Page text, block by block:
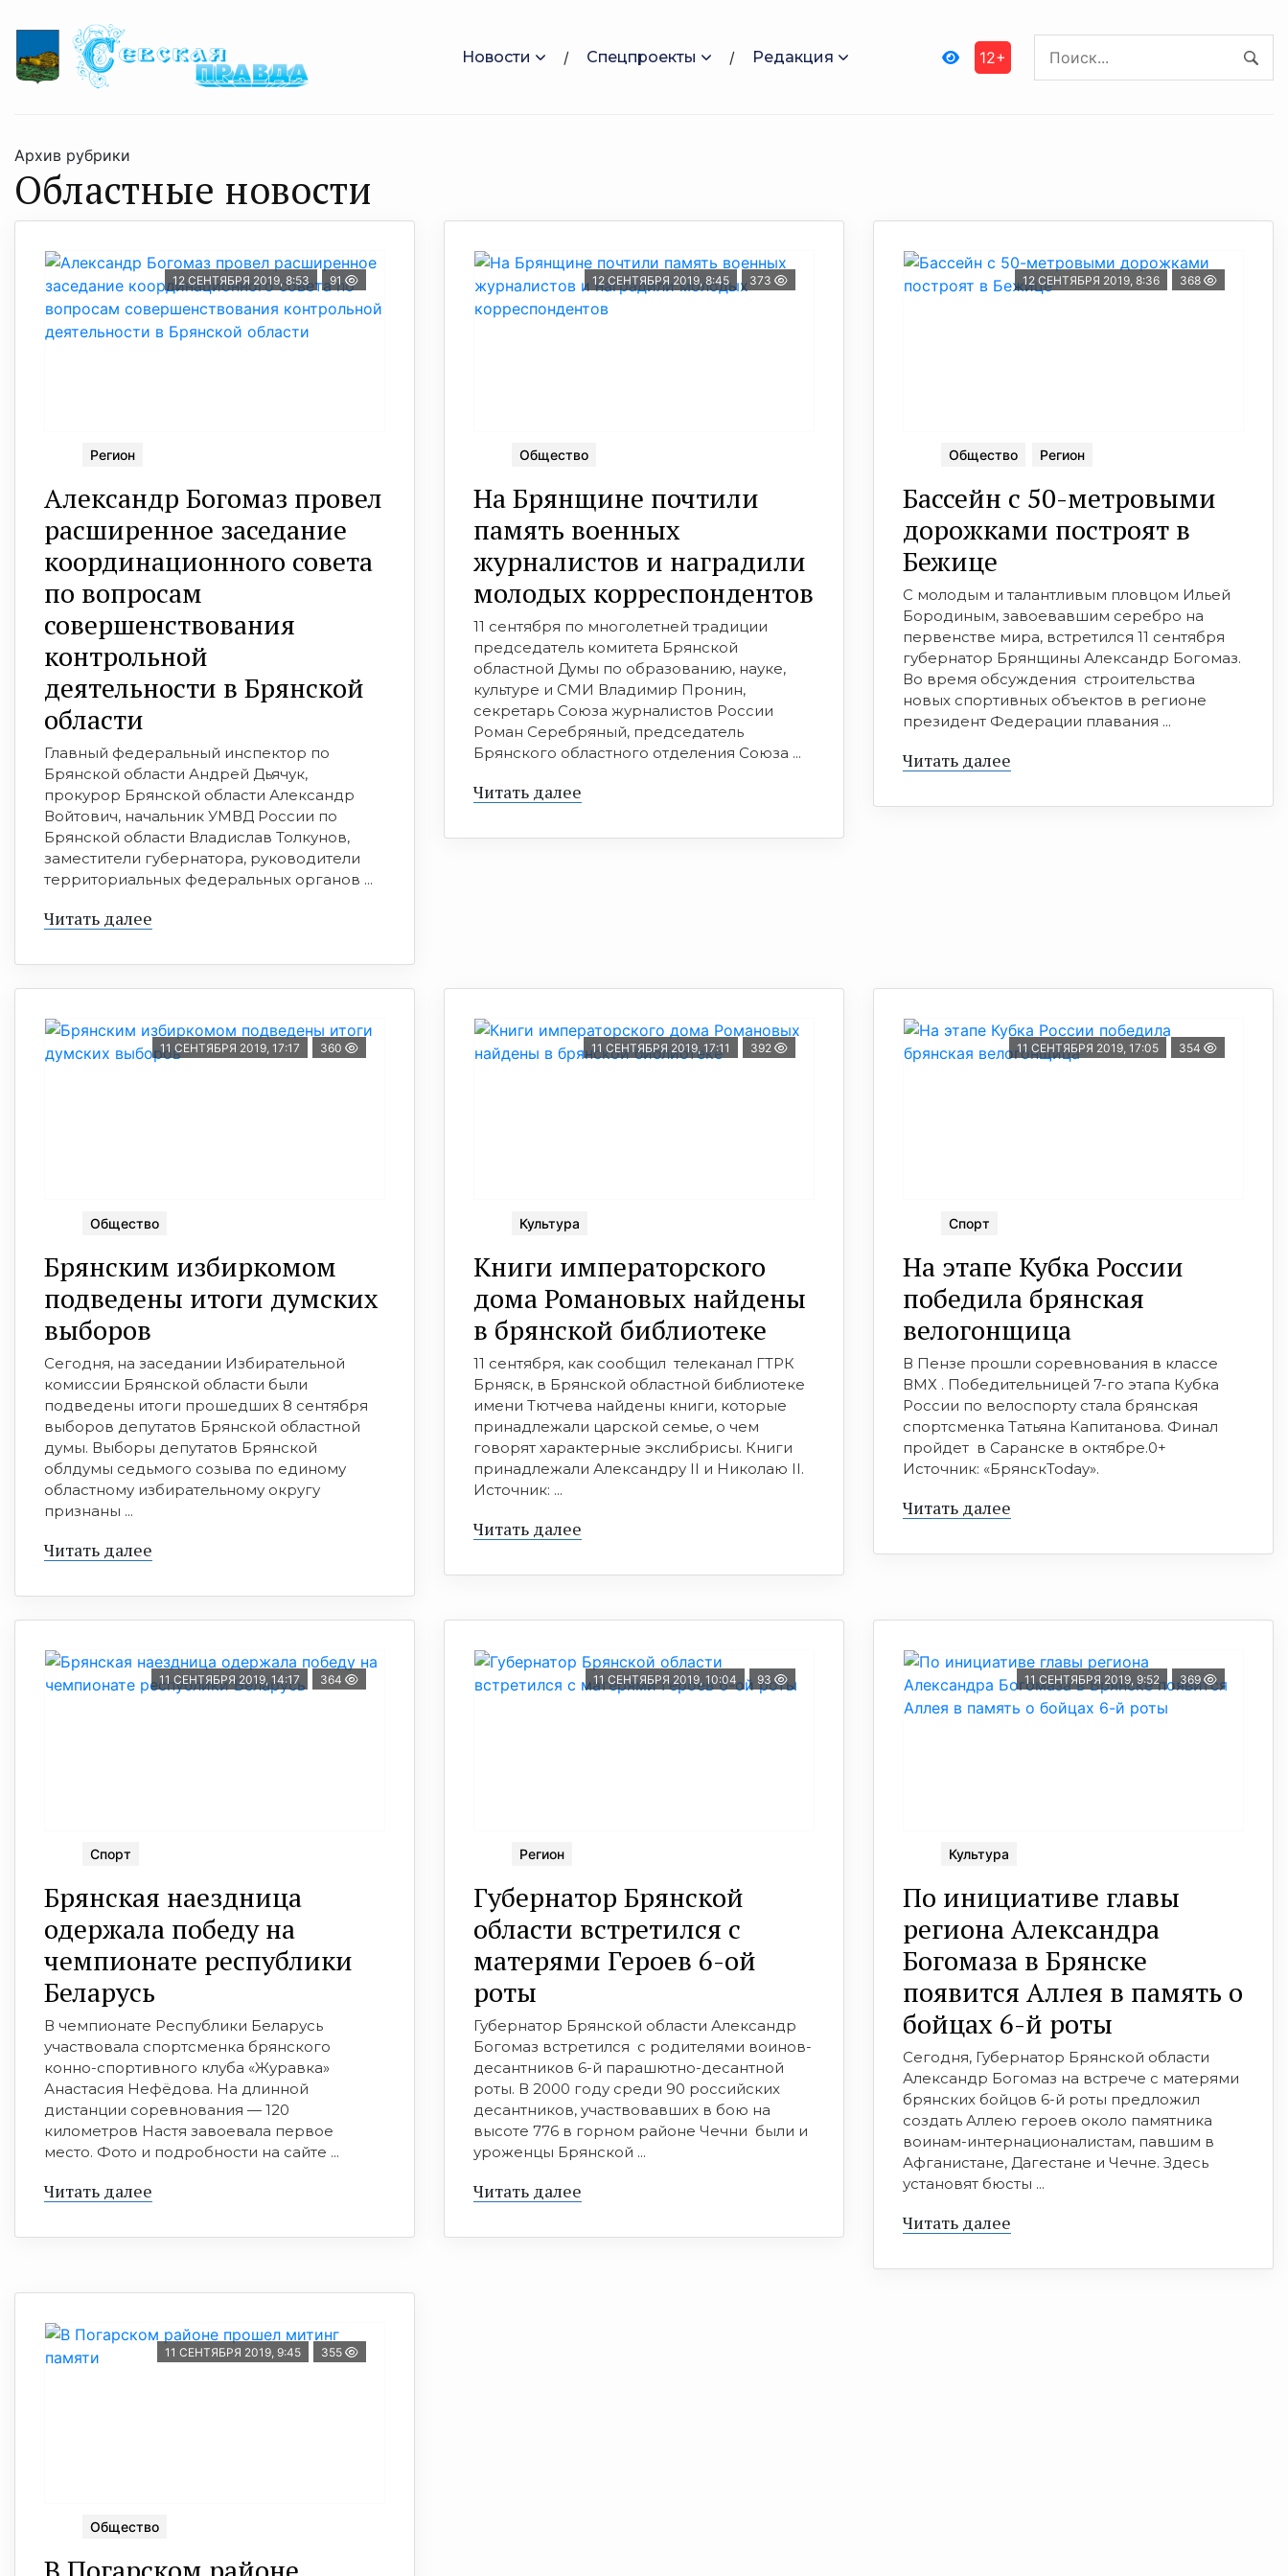
Новости Спецпроекты Редакция 12+
Архив рубрики
Областные новости
12 СЕНТЯБРЯ 2019, 8:53 91
Регион
Александр Богомаз провел
расширенное заседание
координационного совета
по вопросам
совершенствования
контрольной
деятельности в Брянской
области
Главный федеральный инспектор по
Брянской области Андрей Дьячук,
прокурор Брянской области Александр
Войтович, начальник УМВД России по
Брянской области Владислав Толкунов,
заместители губернатора, руководители
территориальных федеральных органов ...
Читать далее
12 СЕНТЯБРЯ 2019, 8:45 373
Общество
На Брянщине почтили
память военных
журналистов и наградили
молодых корреспондентов
11 сентября по многолетней традиции
председатель комитета Брянской
областной Думы по образованию, науке,
культуре и СМИ Владимир Пронин,
секретарь Союза журналистов России
Роман Серебряный, председатель
Брянского областного отделения Союза ...
Читать далее
12 СЕНТЯБРЯ 2019, 8:36 368
Общество Регион
Бассейн с 50-метровыми
дорожками построят в
Бежице
С молодым и талантливым пловцом Ильей
Бородиным, завоевавшим серебро на
первенстве мира, встретился 11 сентября
губернатор Брянщины Александр Богомаз.
Во время обсуждения строительства
новых спортивных объектов в регионе
президент Федерации плавания ...
Читать далее
11 СЕНТЯБРЯ 2019, 17:17 360
Общество
Брянским избиркомом
подведены итоги думских
выборов
Сегодня, на заседании Избирательной
комиссии Брянской области были
подведены итоги прошедших 8 сентября
выборов депутатов Брянской областной
думы. Выборы депутатов Брянской
облдумы седьмого созыва по единому
областному избирательному округу
признаны ...
Читать далее
11 СЕНТЯБРЯ 2019, 17:11 392
Культура
Книги императорского
дома Романовых найдены
в брянской библиотеке
11 сентября, как сообщил телеканал ГТРК
Брняск, в Брянской областной библиотеке
имени Тютчева найдены книги, которые
принадлежали царской семье, о чем
говорят характерные экслибрисы. Книги
принадлежали Александру II и Николаю II.
Источник: ...
Читать далее
11 СЕНТЯБРЯ 2019, 17:05 354
Спорт
На этапе Кубка России
победила брянская
велогонщица
В Пензе прошли соревнования в классе
ВМХ . Победительницей 7-го этапа Кубка
России по велоспорту стала брянская
спортсменка Татьяна Капитанова. Финал
пройдет в Саранске в октябре.0+
Источник: «БрянскToday».
Читать далее
11 СЕНТЯБРЯ 2019, 14:17 364
Спорт
Брянская наездница
одержала победу на
чемпионате республики
Беларусь
В чемпионате Республики Беларусь
участвовала спортсменка брянского
конно-спортивного клуба «Журавка»
Анастасия Нефёдова. На длинной
дистанции соревнования — 120
километров Настя завоевала первое
место. Фото и подробности на сайте ...
Читать далее
11 СЕНТЯБРЯ 2019, 10:04 93
Регион
Губернатор Брянской
области встретился с
матерями Героев 6-ой
роты
Губернатор Брянской области Александр
Богомаз встретился с родителями воинов-
десантников 6-й парашютно-десантной
роты. В 2000 году среди 90 российских
десантников, участвовавших в бою на
высоте 776 в горном районе Чечни были и
уроженцы Брянской ...
Читать далее
11 СЕНТЯБРЯ 2019, 9:52 369
Культура
По инициативе главы
региона Александра
Богомаза в Брянске
появится Аллея в память о
бойцах 6-й роты
Сегодня, Губернатор Брянской области
Александр Богомаз на встрече с матерями
брянских бойцов 6-й роты предложил
создать Аллею героев около памятника
воинам-интернационалистам, павшим в
Афганистане, Дагестане и Чечне. Здесь
установят бюсты ...
Читать далее
11 СЕНТЯБРЯ 2019, 9:45 355
Общество